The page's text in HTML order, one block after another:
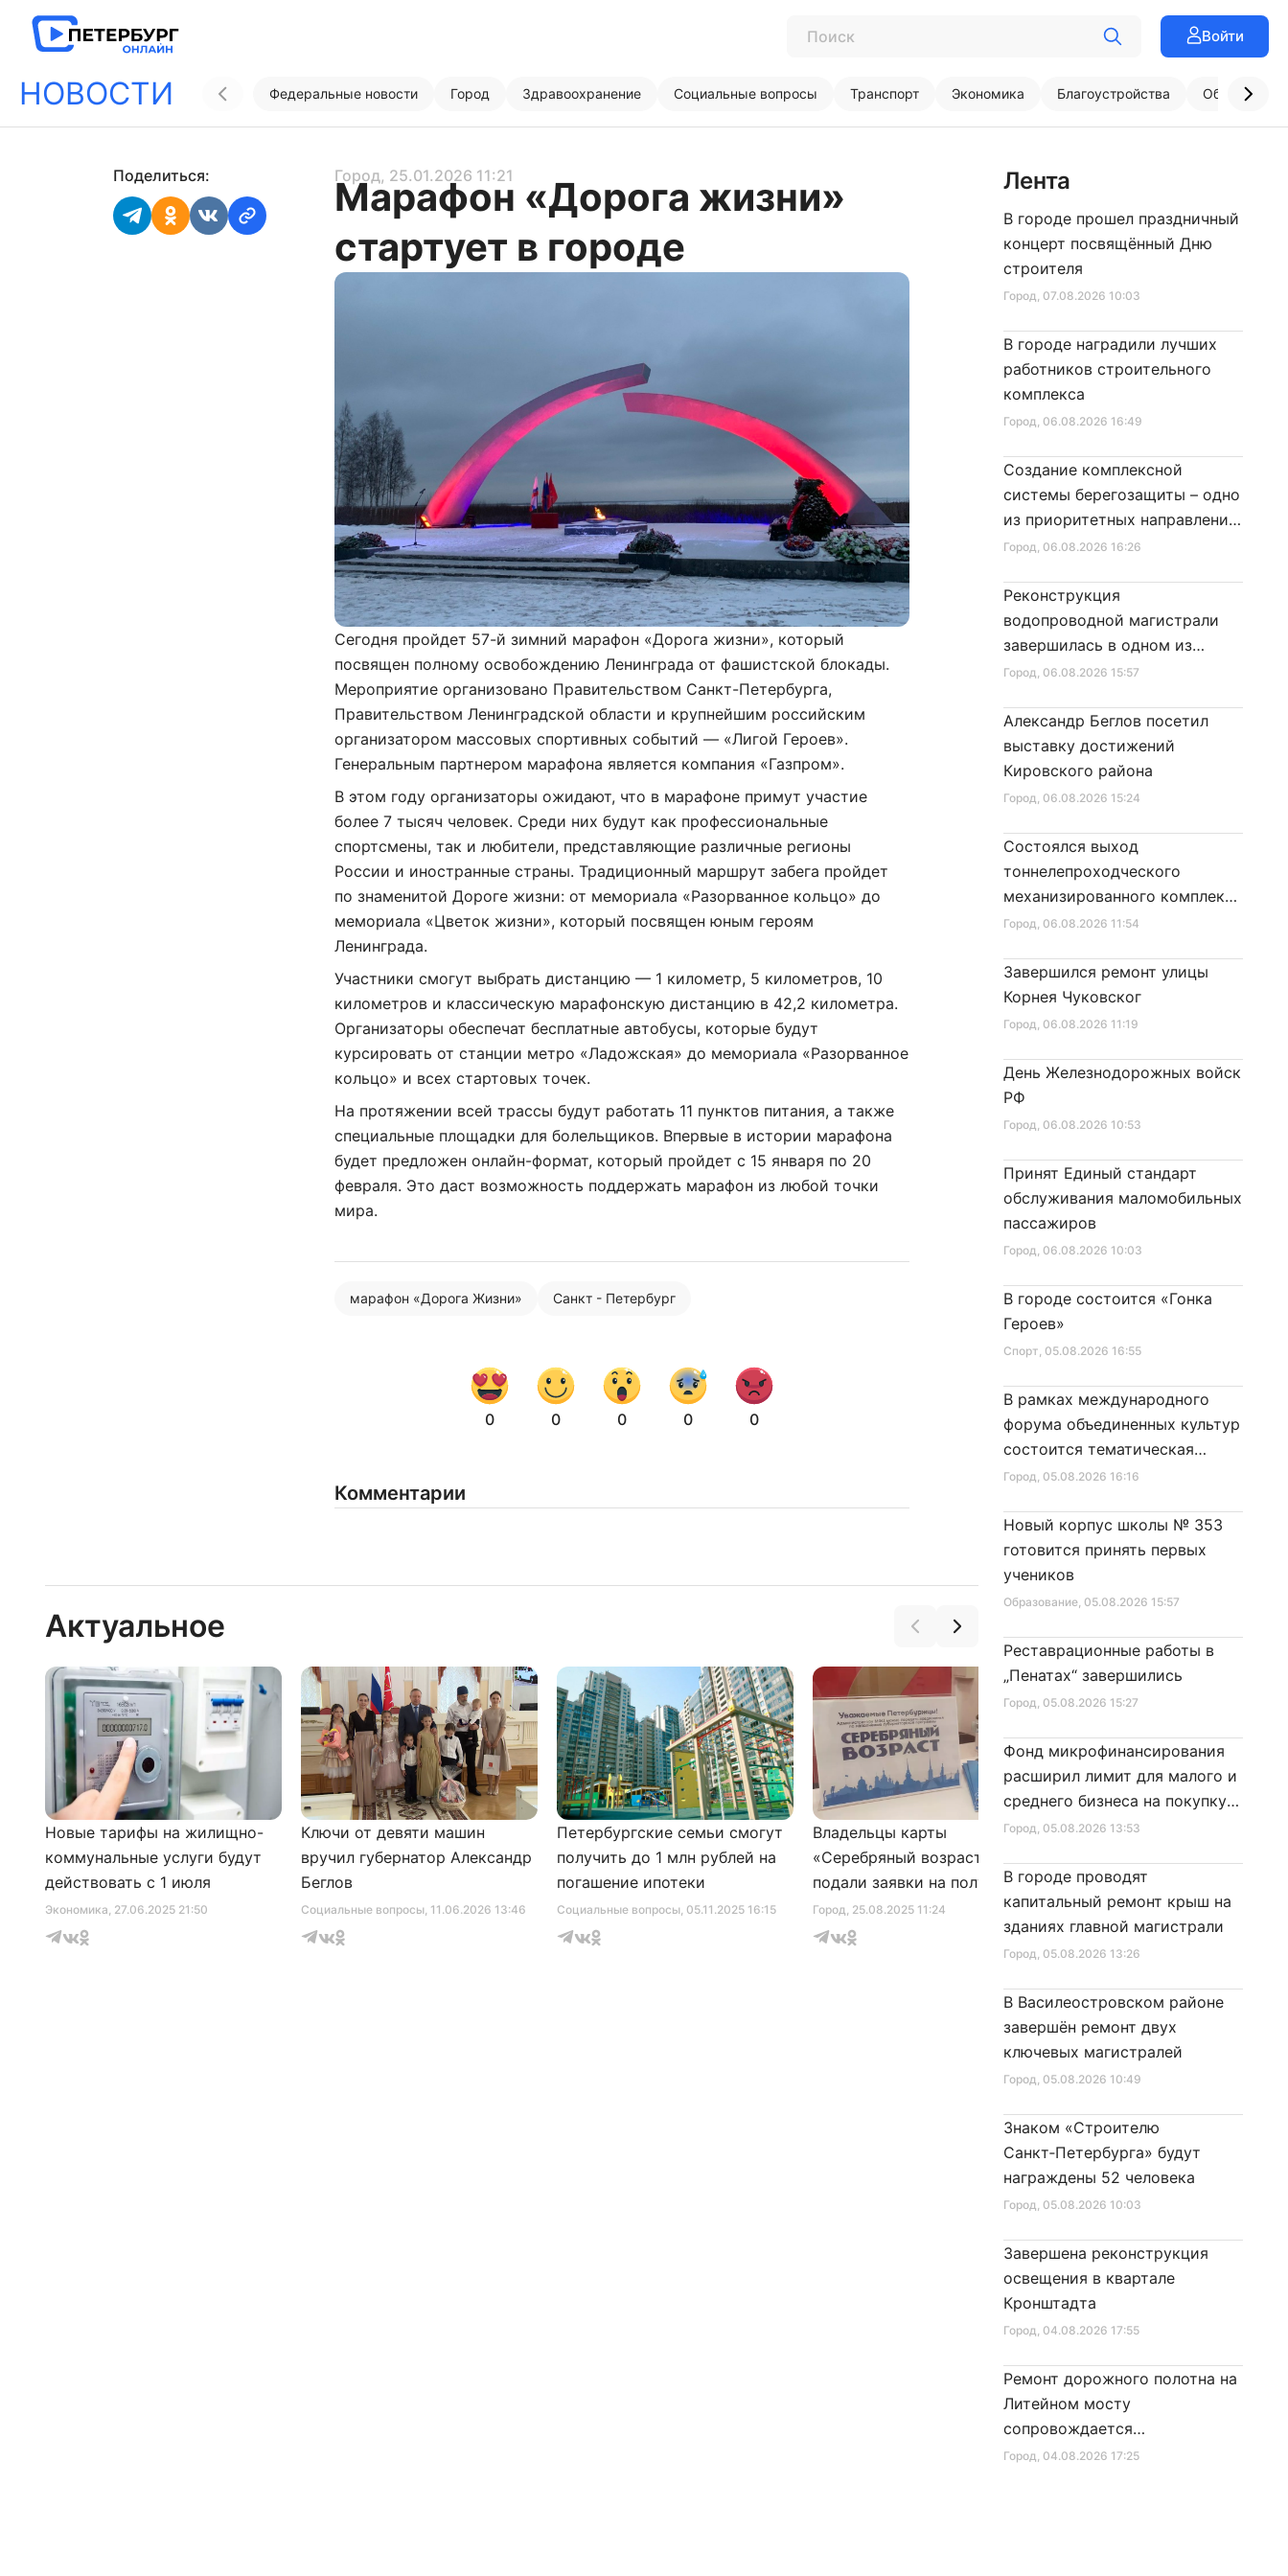
Войти
НОВОСТИ Федеральные новости Город Здравоохранение Социальные вопросы Транспорт Экономика Благоустройства
Поделиться: Город, 25.01.2026 11:21
Марафон «Дорога жизни»
стартует в городе
Сегодня пройдет 57-й зимний марафон «Дорога жизни», который
посвящен полному освобождению Ленинграда от фашистской блокады.
Мероприятие организовано Правительством Санкт-Петербурга,
Правительством Ленинградской области и крупнейшим российским
организатором массовых спортивных событий — «Лигой Героев».
Генеральным партнером марафона является компания «Газпром».
В этом году организаторы ожидают, что в марафоне примут участие
более 7 тысяч человек. Среди них будут как профессиональные
спортсмены, так и любители, представляющие различные регионы
России и иностранные страны. Традиционный маршрут забега пройдет
по знаменитой Дороге жизни: от мемориала «Разорванное кольцо» до
мемориала «Цветок жизни», который посвящен юным героям
Ленинграда.
Участники смогут выбрать дистанцию — 1 километр, 5 километров, 10
километров и классическую марафонскую дистанцию в 42,2 километра.
Организаторы обеспечат бесплатные автобусы, которые будут
курсировать от станции метро «Ладожская» до мемориала «Разорванное
кольцо» и всех стартовых точек.
На протяжении всей трассы будут работать 11 пунктов питания, а также
специальные площадки для болельщиков. Впервые в истории марафона
будет предложен онлайн-формат, который пройдет с 15 января по 20
февраля. Это даст возможность поддержать марафон из любой точки
мира.
марафон «Дорога Жизни» Санкт - Петербург
0 0 0 0 0
Комментарии
Актуальное
Экономика, 27.06.2025 21:50
Новые тарифы на жилищно-
коммунальные услуги будут
действовать с 1 июля
Социальные вопросы, 11.06.2026 13:46
Ключи от девяти машин
вручил губернатор Александр
Беглов
Социальные вопросы, 05.11.2025 16:15
Петербургские семьи смогут
получить до 1 млн рублей на
погашение ипотеки
Город, 25.08.2025 11:24
Владельцы карты
«Серебряный возраст»
подали заявки на получение
сертификата для посещения
музеев
Город , 10.01.2026 16:46
Александр Беглов подписал
в Закон Санкт‑Петербурга
«Социальный кодекс
Санкт‑Петербурга»
Лента
Город, 07.08.2026 10:03
В городе прошел праздничный
концерт посвящённый Дню
строителя
Город, 06.08.2026 16:49
В городе наградили лучших
работников строительного
комплекса
Город, 06.08.2026 16:26
Создание комплексной
системы берегозащиты – одно
из приоритетных направлений
развития Петербурга
Город, 06.08.2026 15:57
Реконструкция
водопроводной магистрали
завершилась в одном из
районов города
Город, 06.08.2026 15:24
Александр Беглов посетил
выставку достижений
Кировского района
Город, 06.08.2026 11:54
Состоялся выход
тоннелепроходческого
механизированного комплекса
«Надежда» на поверхность
Город, 06.08.2026 11:19
Завершился ремонт улицы
Корнея Чуковског
Город, 06.08.2026 10:53
День Железнодорожных войск
РФ
Город, 06.08.2026 10:03
Принят Единый стандарт
обслуживания маломобильных
пассажиров
Спорт, 05.08.2026 16:55
В городе состоится «Гонка
Героев»
Город, 05.08.2026 16:16
В рамках международного
форума объединенных культур
состоится тематическая
секция
Образование, 05.08.2026 15:57
Новый корпус школы № 353
готовится принять первых
учеников
Город, 05.08.2026 15:27
Реставрационные работы в
„Пенатах“ завершились
Город, 05.08.2026 13:53
Фонд микрофинансирования
расширил лимит для малого и
среднего бизнеса на покупку
специальной техники
Город, 05.08.2026 13:26
В городе проводят
капитальный ремонт крыш на
зданиях главной магистрали
Город, 05.08.2026 10:49
В Василеостровском районе
завершён ремонт двух
ключевых магистралей
Город, 05.08.2026 10:03
Знаком «Строителю
Санкт‑Петербурга» будут
награждены 52 человека
Город, 04.08.2026 17:55
Завершена реконструкция
освещения в квартале
Кронштадта
Город, 04.08.2026 17:25
Ремонт дорожного полотна на
Литейном мосту
сопровождается
реставрационными работами
соглашаетесь сполитикой конфиденциальности